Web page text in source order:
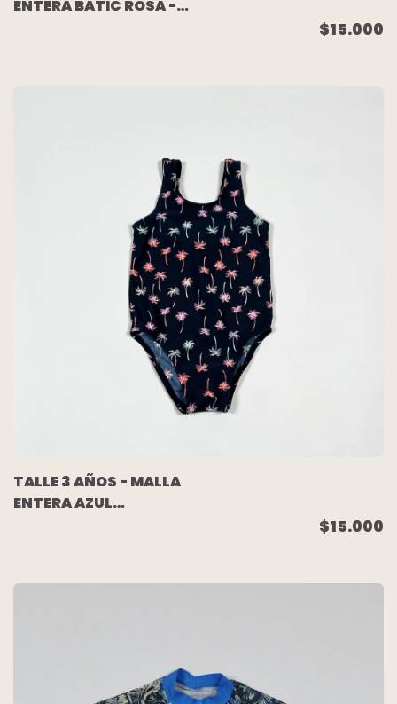
ENTERA BATIC ROSA -
$15.000
TALLE 3 AÑOS - MALLA
ENTERA AZUL
$15.000